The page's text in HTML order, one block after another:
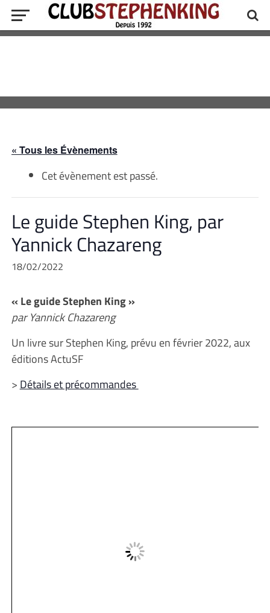
« Tous les Évènements
Cet évènement est passé.
Le guide Stephen King, par
Yannick Chazareng
18/02/2022
« Le guide Stephen King »
par Yannick Chazareng
Un livre sur Stephen King, prévu en février 2022, aux
éditions ActuSF
> Détails et précommandes